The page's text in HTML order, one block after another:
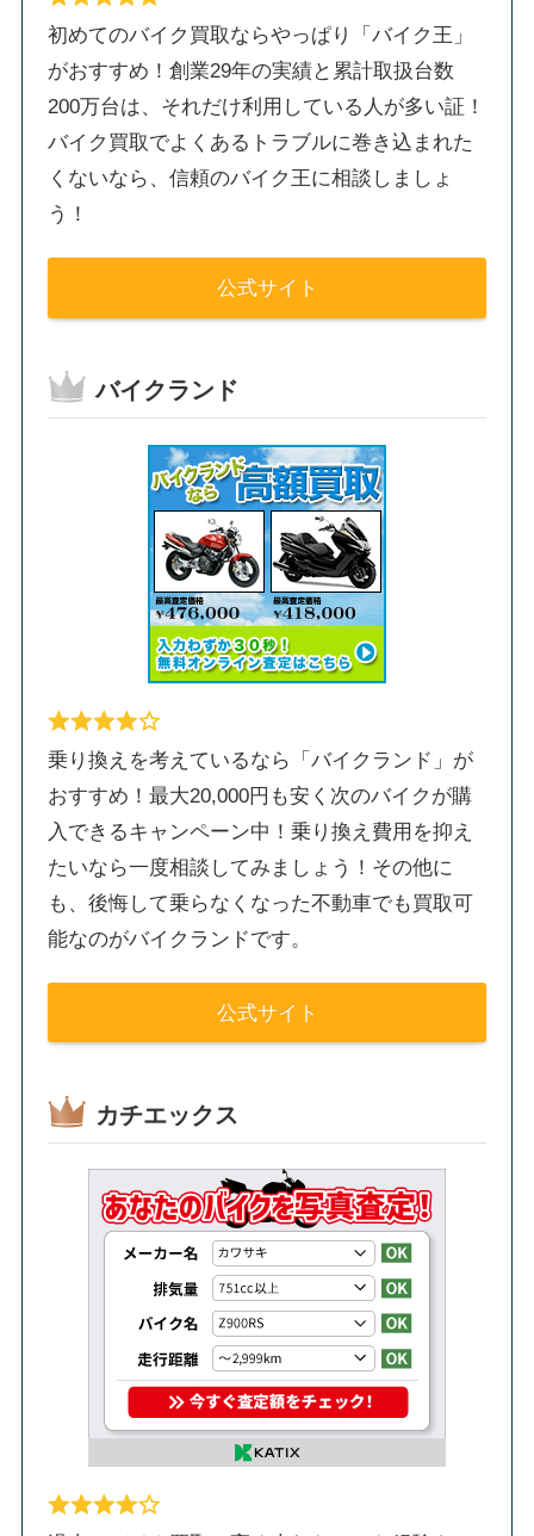
初めてのバイク買取ならやっぱり「バイク王」
がおすすめ！創業29年の実績と累計取扱台数
200万台は、それだけ利用している人が多い証！
バイク買取でよくあるトラブルに巻き込まれた
くないなら、信頼のバイク王に相談しましょ
う！
公式サイト
バイクランド
乗り換えを考えているなら「バイクランド」が
おすすめ！最大20,000円も安く次のバイクが購
入できるキャンペーン中！乗り換え費用を抑え
たいなら一度相談してみましょう！その他に
も、後悔して乗らなくなった不動車でも買取可
能なのがバイクランドです。
公式サイト
カチエックス